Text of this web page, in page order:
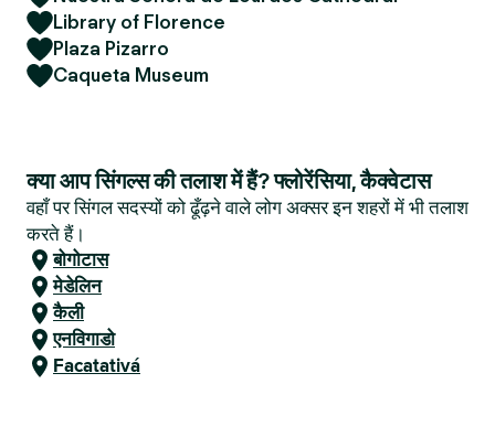
Library of Florence
Plaza Pizarro
Caqueta Museum
क्या आप सिंगल्स की तलाश में हैं? फ्लोरेंसिया, कैक्वेटास
वहाँ पर सिंगल सदस्यों को ढूँढ़ने वाले लोग अक्सर इन शहरों में भी तलाश
करते हैं।
बोगोटास
मेडेलिन
कैली
एनविगाडो
Facatativá